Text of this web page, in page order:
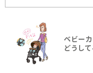
ベビー
どうして